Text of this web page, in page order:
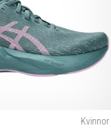
Kvinnor